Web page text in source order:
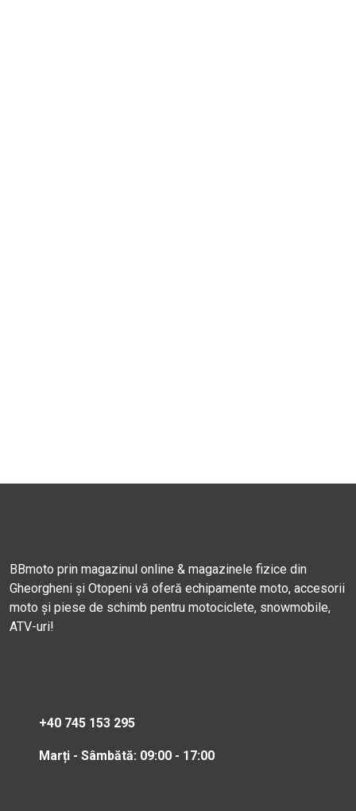
BBmoto prin magazinul online & magazinele fizice din
Gheorgheni și Otopeni vă oferă echipamente moto, accesorii
moto și piese de schimb pentru motociclete, snowmobile,
ATV-uri!
+40 745 153 295
Marți - Sâmbătă: 09:00 - 17:00